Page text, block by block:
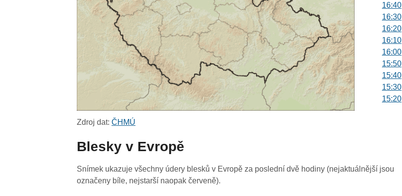
16:40
16:30
16:20
16:10
16:00
15:50
15:40
15:30
15:20
14:20
Zdroj dat:ČHMÚ
Blesky v Evropě
Snímek ukazuje všechny údery blesků v Evropě za poslední dvě hodiny (nejaktuálnější jsou
označeny bíle, nejstarší naopak červeně).